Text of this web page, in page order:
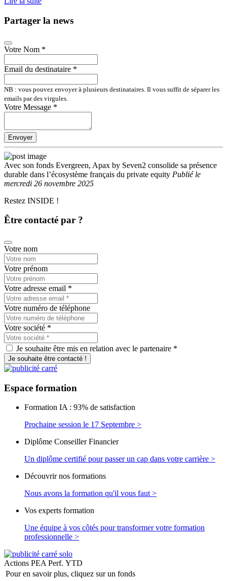
Partager la news
Votre Nom *
Email du destinataire *
NB : vous pouvez envoyer à plusieurs destinataires. Il vous suffit de séparer les
emails par des virgules.
Votre Message *
Envoyer
Avec son fonds Evergreen, Apax by Seven2 consolide sa présence
durable dans l’écosystème français du private equity Publiéle
mercredi 26 novembre 2025
Restez INSIDE !
Être contacté par ?
Votre nom
Votre prénom
Votre adresse email *
Votre numéro de téléphone
Votre société *
Je souhaite être mis en relation avec le partenaire *
Je souhaite être contacté !
Espace formation
Formation IA : 93% de satisfaction
Prochaine session le 17 Septembre >
Diplôme Conseiller Financier
Un diplôme certifié pour passer un cap dans votre carrière >
Découvrir nos formations
Nous avons la formation qu'il vous faut >
Vos experts formation
Une équipe à vos côtés pour transformer votre formation
professionnelle >
Actions PEA Perf. YTD
Pour en savoir plus, cliquez sur un fonds